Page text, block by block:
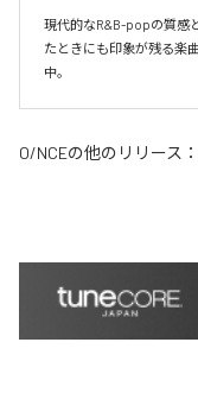
現代的なR&B-popの質感
たときにも印象が残る楽
O/NCEの他のリリース：